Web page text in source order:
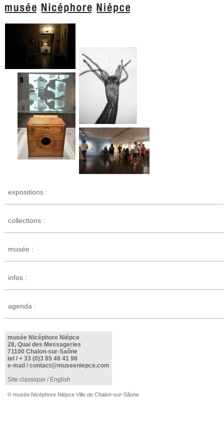
expositions :
collections :
musée :
infos :
agenda :
musée Nicéphore Niépce
28, Quai des Messageries
71100 Chalon-sur-Saône
tel / + 33 (0)3 85 48 41 98
e-mail / contact@museeniepce.com
Site classique / English
© musée Nicéphore Niépce Ville de Chalon-sur-Sâone